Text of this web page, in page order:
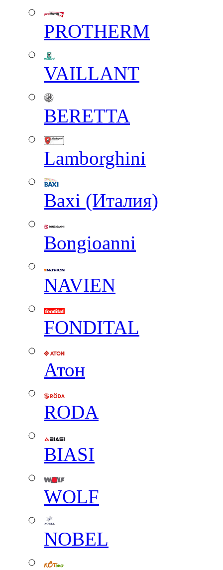
PROTHERM
VAILLANT
BERETTA
Lamborghini
Baxi (Италия)
Вongioanni
NAVIEN
FONDITAL
Атон
RODA
BIASI
WOLF
NOBEL